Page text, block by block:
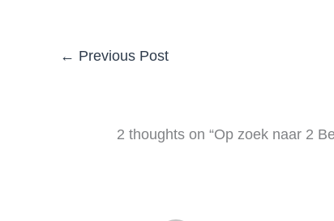
← Previous Post
2 thoughts on “Op zoek naar 2